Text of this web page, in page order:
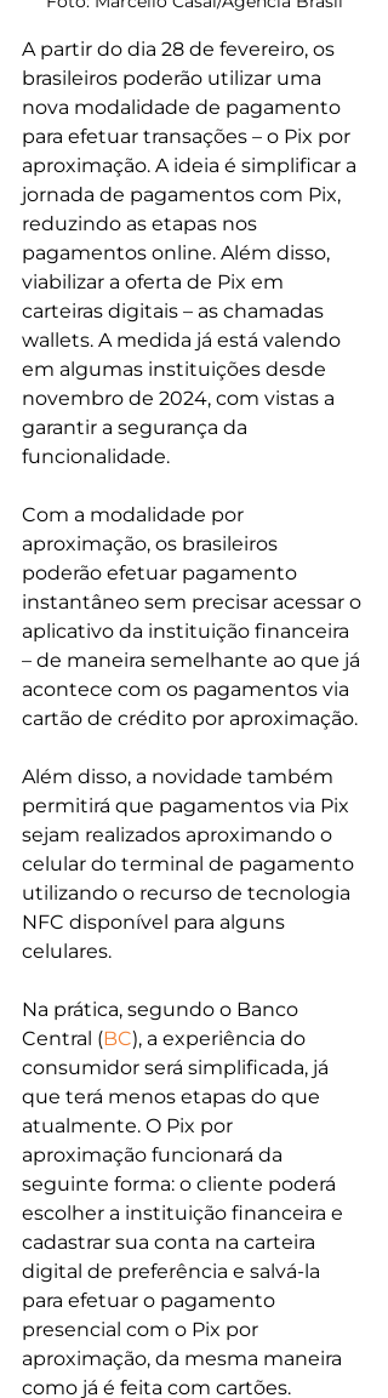
A partir do dia 28 de fevereiro, os
brasileiros poderão utilizar uma
nova modalidade de pagamento
para efetuar transações – o Pix por
aproximação. A ideia é simplificar a
jornada de pagamentos com Pix,
reduzindo as etapas nos
pagamentos online. Além disso,
viabilizar a oferta de Pix em
carteiras digitais – as chamadas
wallets. A medida já está valendo
em algumas instituições desde
novembro de 2024, com vistas a
garantir a segurança da
funcionalidade.
Com a modalidade por
aproximação, os brasileiros
poderão efetuar pagamento
instantâneo sem precisar acessar o
aplicativo da instituição financeira
– de maneira semelhante ao que já
acontece com os pagamentos via
cartão de crédito por aproximação.
Além disso, a novidade também
permitirá que pagamentos via Pix
sejam realizados aproximando o
celular do terminal de pagamento
utilizando o recurso de tecnologia
NFC disponível para alguns
celulares.
Na prática, segundo o Banco
Central (BC), a experiência do
consumidor será simplificada, já
que terá menos etapas do que
atualmente. O Pix por
aproximação funcionará da
seguinte forma: o cliente poderá
escolher a instituição financeira e
cadastrar sua conta na carteira
digital de preferência e salvá-la
para efetuar o pagamento
presencial com o Pix por
aproximação, da mesma maneira
como já é feita com cartões.